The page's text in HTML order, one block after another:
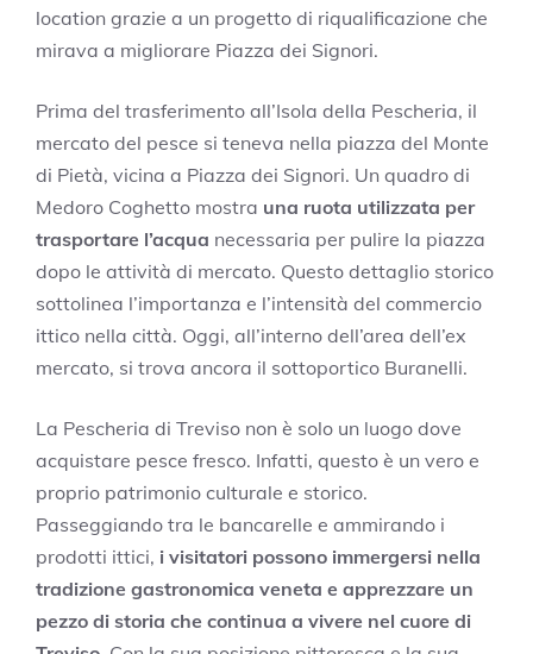
location grazie a un progetto di riqualificazione che
mirava a migliorare Piazza dei Signori.
Prima del trasferimento all’Isola della Pescheria, il
mercato del pesce si teneva nella piazza del Monte
di Pietà, vicina a Piazza dei Signori. Un quadro di
Medoro Coghetto mostra una ruota utilizzata per
trasportare l’acqua necessaria per pulire la piazza
dopo le attività di mercato. Questo dettaglio storico
sottolinea l’importanza e l’intensità del commercio
ittico nella città. Oggi, all’interno dell’area dell’ex
mercato, si trova ancora il sottoportico Buranelli.
La Pescheria di Treviso non è solo un luogo dove
acquistare pesce fresco. Infatti, questo è un vero e
proprio patrimonio culturale e storico.
Passeggiando tra le bancarelle e ammirando i
prodotti ittici, i visitatori possono immergersi nella
tradizione gastronomica veneta e apprezzare un
pezzo di storia che continua a vivere nel cuore di